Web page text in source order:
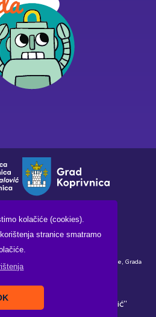
kolačiće (cookies).
stranice smatramo
kulture i medija Republike Hrvatske, Grada
i čitaonica "Fran Galović"